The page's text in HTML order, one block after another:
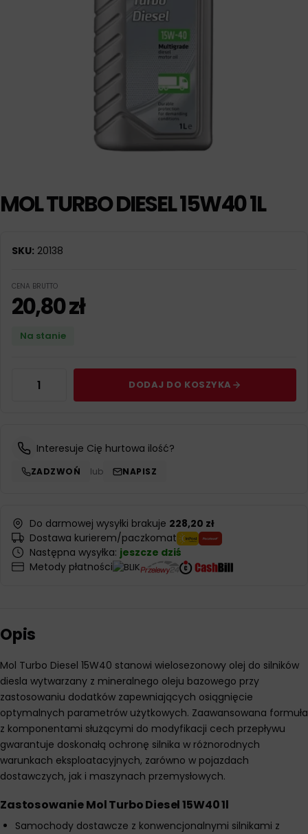
MOL TURBO DIESEL 15W40 1L
SKU: 20138
CENA BRUTTO
20,80zł
Na stanie
DODAJ DO KOSZYKA
Interesuje Cię hurtowa ilość?
ZADZWOŃ lub NAPISZ
Do darmowej wysyłki brakuje 228,20 zł
Dostawa kurierem/paczkomat
Następna wysyłka: jeszcze dziś
Metody płatności
Opis
Mol Turbo Diesel 15W40 stanowi wielosezonowy olej do silników
diesla wytwarzany z mineralnego oleju bazowego przy
zastosowaniu dodatków zapewniających osiągnięcie
optymalnych parametrów użytkowych. Zaawansowana formuła
z komponentami służącymi do modyfikacji cech przepływu
gwarantuje doskonałą ochronę silnika w różnorodnych
warunkach eksploatacyjnych, zarówno w pojazdach
dostawczych, jak i maszynach przemysłowych.
Zastosowanie Mol Turbo Diesel 15W40 1l
Samochody dostawcze z konwencjonalnymi silnikami z